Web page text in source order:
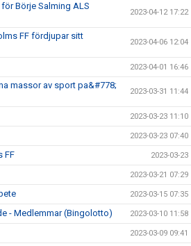
Börje Salming ALS
2023-04-12 17:22
FF fördjupar sitt
2023-04-06 12:04
2023-04-01 16:46
massor av sport pa&#778;
2023-03-31 11:44
2023-03-23 11:10
2023-03-23 07:40
FF 2023-03-23
2023-03-21 07:29
2023-03-15 07:35
- Medlemmar (Bingolotto) 2023-03-10 11:58
2023-03-09 09:41